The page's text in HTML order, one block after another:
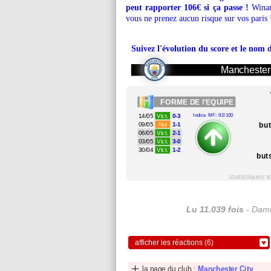
peut rapporter 106€ si ça passe !
vous ne prenez aucun risque sur vos
Suivez l'évolution du score et le nom
FORME DE l'EQUIPE
Indice MF: 92/100
14/05 Vict.
0-3
09/05
Nul 1-1
06/05 Vict. 2-1
03/05 Vict.
3-0
30/04
Vict. 1-2
statistiques
Lu 11.039 fois -
afficher les réactions (6)
la page du club : Manchester City